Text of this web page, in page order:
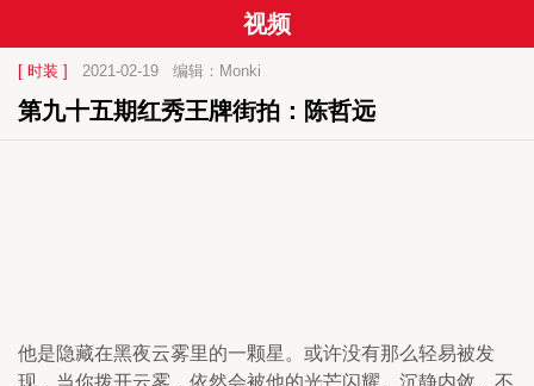
视频
[ 时装 ] 2021-02-19 编辑：Monki
第九十五期红秀王牌街拍：陈哲远
他是隐藏在黑夜云雾里的一颗星。或许没有那么轻易被发
现，当你拨开云雾，依然会被他的光芒闪耀。沉静内敛、不